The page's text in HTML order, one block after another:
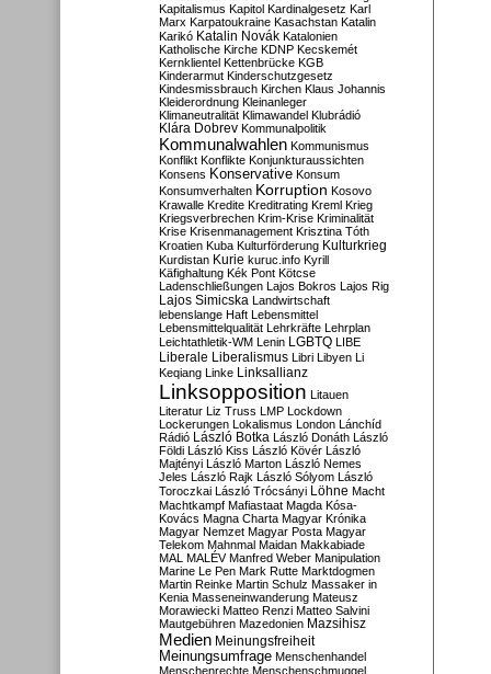
Kapitalismus Kapitol Kardinalgesetz Karl
Marx Karpatoukraine Kasachstan Katalin
Karikó Katalin Novák Katalonien
Katholische Kirche KDNP Kecskemét
Kernklientel Kettenbrücke KGB
Kinderarmut Kinderschutzgesetz
Kindesmissbrauch Kirchen Klaus Johannis
Kleiderordnung Kleinanleger
Klimaneutralität Klimawandel Klubrádió
Klára Dobrev Kommunalpolitik
Kommunalwahlen Kommunismus
Konflikt Konflikte Konjunkturaussichten
Konsens Konservative Konsum
Konsumverhalten Korruption Kosovo
Krawalle Kredite Kreditrating Kreml Krieg
Kriegsverbrechen Krim-Krise Kriminalität
Krise Krisenmanagement Krisztina Tóth
Kroatien Kuba Kulturförderung Kulturkrieg
Kurdistan Kurie kuruc.info Kyrill
Käfighaltung Kék Pont Kötcse
Ladenschließungen Lajos Bokros Lajos Rig
Lajos Simicska Landwirtschaft
lebenslange Haft Lebensmittel
Lebensmittelqualität Lehrkräfte Lehrplan
Leichtathletik-WM Lenin LGBTQ LIBE
Liberale Liberalismus Libri Libyen Li
Keqiang Linke Linksallianz
Linksopposition Litauen
Literatur Liz Truss LMP Lockdown
Lockerungen Lokalismus London Lánchíd
Rádió
László Botka László Donáth László
Földi László Kiss László Kövér László
Majtényi László Marton László Nemes
Jeles László Rajk László Sólyom László
Toroczkai László Trócsányi Löhne Macht
Machtkampf Mafiastaat Magda Kósa-
Kovács Magna Charta Magyar Krónika
Magyar Nemzet Magyar Posta Magyar
Telekom Mahnmal Maidan Makkabiade
MAL MALÉV Manfred Weber Manipulation
Marine Le Pen Mark Rutte Marktdogmen
Martin Reinke Martin Schulz Massaker in
Kenia Masseneinwanderung Mateusz
Morawiecki Matteo Renzi Matteo Salvini
Mautgebühren Mazedonien Mazsihisz
Medien Meinungsfreiheit
Meinungsumfrage Menschenhandel
Menschenrechte Menschenschmuggel